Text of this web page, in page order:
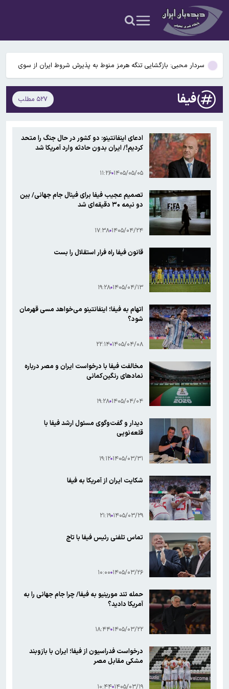
غریب آبادی: در اثر تصمیمات برخی کشورهای ساحلی، پای بیگانگان دارد
به منطقه خزر باز می‌شود
هشدار نسبت به وفوع تندباد در تهران
سردار محبی: بازگشایی تنگه هرمز منوط به پذیرش شروط ایران از سوی
آمریکا است
تلاش برای انتقال پادگان‌ها به خارج ازتهران/ آغاز ساخت پناهگاه و پارکینگ
-پناهگاه در پایتخت
پیش‌بینی وضعیت هوا طی روزهای آینده اعلام شد
غریب آبادی: در اثر تصمیمات برخی کشورهای ساحلی، پای بیگانگان دارد
به منطقه خزر باز می‌شود
هشدار نسبت به وفوع تندباد در تهران
فیفا ۵۲۷ مطلب
ادعای اینفانتینو: دو کشور در حال جنگ را متحد
کردیم!/ ایران بدون حادثه وارد آمریکا شد
۱۴۰۵/۰۵/۰۵ ۱۱:۲۶
تصمیم عجیب فیفا برای فینال جام جهانی/ بین
دو نیمه ۳۰ دقیقه‌ای شد
۱۴۰۵/۰۴/۲۴ ۱۷:۳۸
قانون فیفا راه فرار استقلال را بست
۱۴۰۵/۰۴/۱۳ ۱۹:۲۸
اتهام به فیفا؛ اینفانتینو می‎خواهد مسی قهرمان
شود؟
۱۴۰۵/۰۴/۰۸ ۲۲:۱۴
مخالفت فیفا با درخواست ایران و مصر درباره
نمادهای رنگین‌کمانی
۱۴۰۵/۰۴/۰۴ ۱۹:۲۸
دیدار و گفت‌وگوی مسئول ارشد فیفا با
قلعه‌نویی
۱۴۰۵/۰۳/۳۱ ۱۹:۱۲
شکایت ایران از آمریکا به فیفا
۱۴۰۵/۰۳/۲۹ ۲۱:۱۹
تماس تلفنی رئیس فیفا با تاج
۱۴۰۵/۰۳/۲۶ ۱۰:۰۰
حمله تند مورینیو به فیفا/ چرا جام جهانی را به
آمریکا دادید؟
۱۴۰۵/۰۳/۲۲ ۱۸:۴۴
درخواست فدراسیون از فیفا؛ ایران با بازوبند
مشکی مقابل مصر
۱۴۰۵/۰۳/۱۹ ۱۰:۴۴